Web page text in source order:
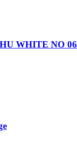
WHITE NO 06